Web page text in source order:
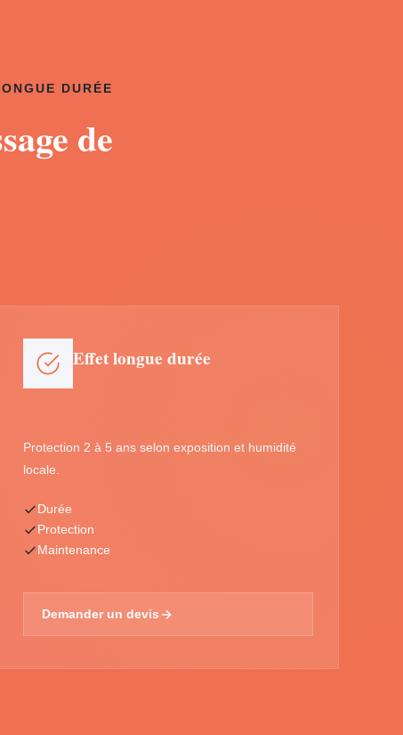
DURÉE
de
Effet longue durée
Protection 2 à 5 ans selon exposition et humidité
locale.
Durée
Protection
Maintenance
Demander un devis